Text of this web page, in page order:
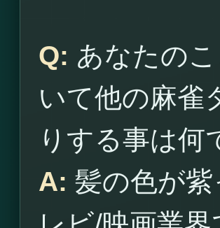
Q: あなたの
いて他の麻雀
りする事は何
A: 髪の色が